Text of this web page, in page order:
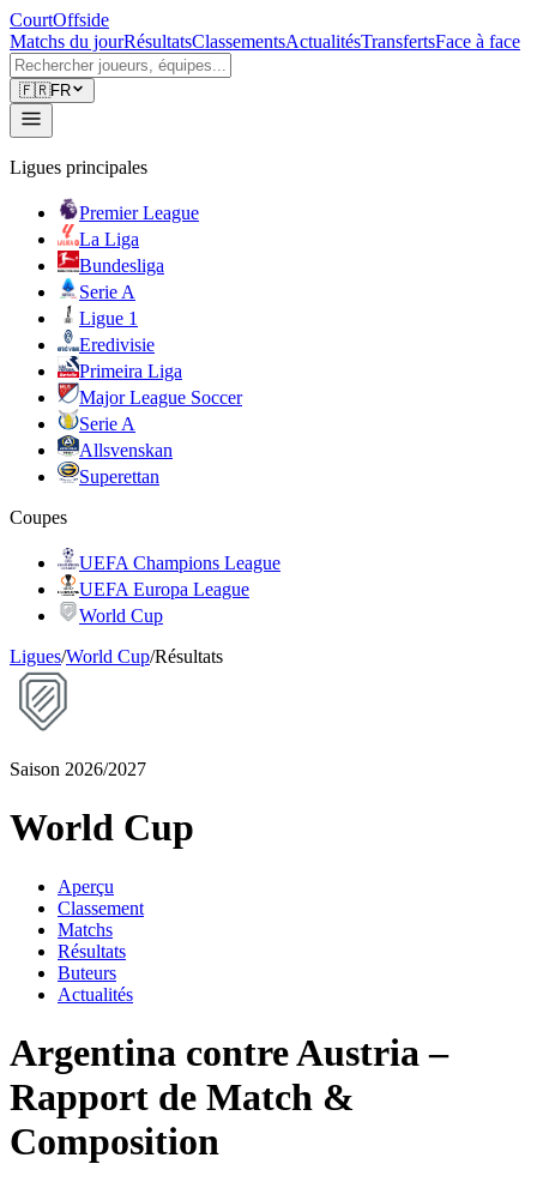
CourtOffside
Matchs du jourRésultatsClassementsActualitésTransfertsFace à face
🇫🇷FR
Ligues principales
Premier League
La Liga
Bundesliga
Serie A
Ligue 1
Eredivisie
Primeira Liga
Major League Soccer
Serie A
Allsvenskan
Superettan
Coupes
UEFA Champions League
UEFA Europa League
World Cup
Ligues/World Cup/Résultats
Saison 2026/2027
World Cup
Aperçu
Classement
Matchs
Résultats
Buteurs
Actualités
Argentina contre Austria –
Rapport de Match &
Composition